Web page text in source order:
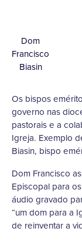
Dom
Francisco
Biasin
Os bispos
governo nas
pastorais e a
Igreja. Exemplo
Biasin, bispo
Dom Francisco
Episcopal para
áudio gravado
“um dom para a
de reinventar a